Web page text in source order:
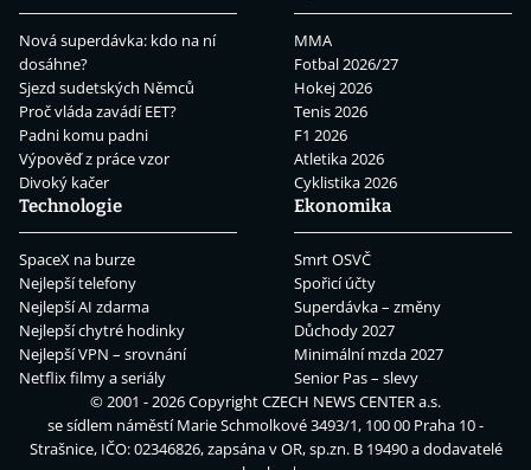
Nová superdávka: kdo na ní
dosáhne?
Sjezd sudetských Němců
Proč vláda zavádí EET?
Padni komu padni
Výpověď z práce vzor
Divoký kačer
MMA
Fotbal 2026/27
Hokej 2026
Tenis 2026
F1 2026
Atletika 2026
Cyklistika 2026
Technologie
SpaceX na burze
Nejlepší telefony
Nejlepší AI zdarma
Nejlepší chytré hodinky
Nejlepší VPN – srovnání
Netflix filmy a seriály
Ekonomika
Smrt OSVČ
Spořicí účty
Superdávka – změny
Důchody 2027
Minimální mzda 2027
Senior Pas – slevy
© 2001 - 2026 CopyrightCZECH NEWS CENTER a.s.
se sídlem náměstí Marie Schmolkové 3493/1, 100 00 Praha 10 -
Strašnice, IČO: 02346826, zapsána v OR, sp.zn. B 19490 a dodavatelé